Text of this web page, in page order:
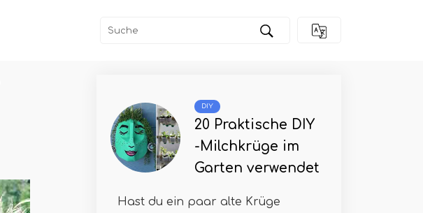
DIY
20 Praktische DIY
-Milchkrüge im
Garten verwendet
Hast du ein paar alte Krüge